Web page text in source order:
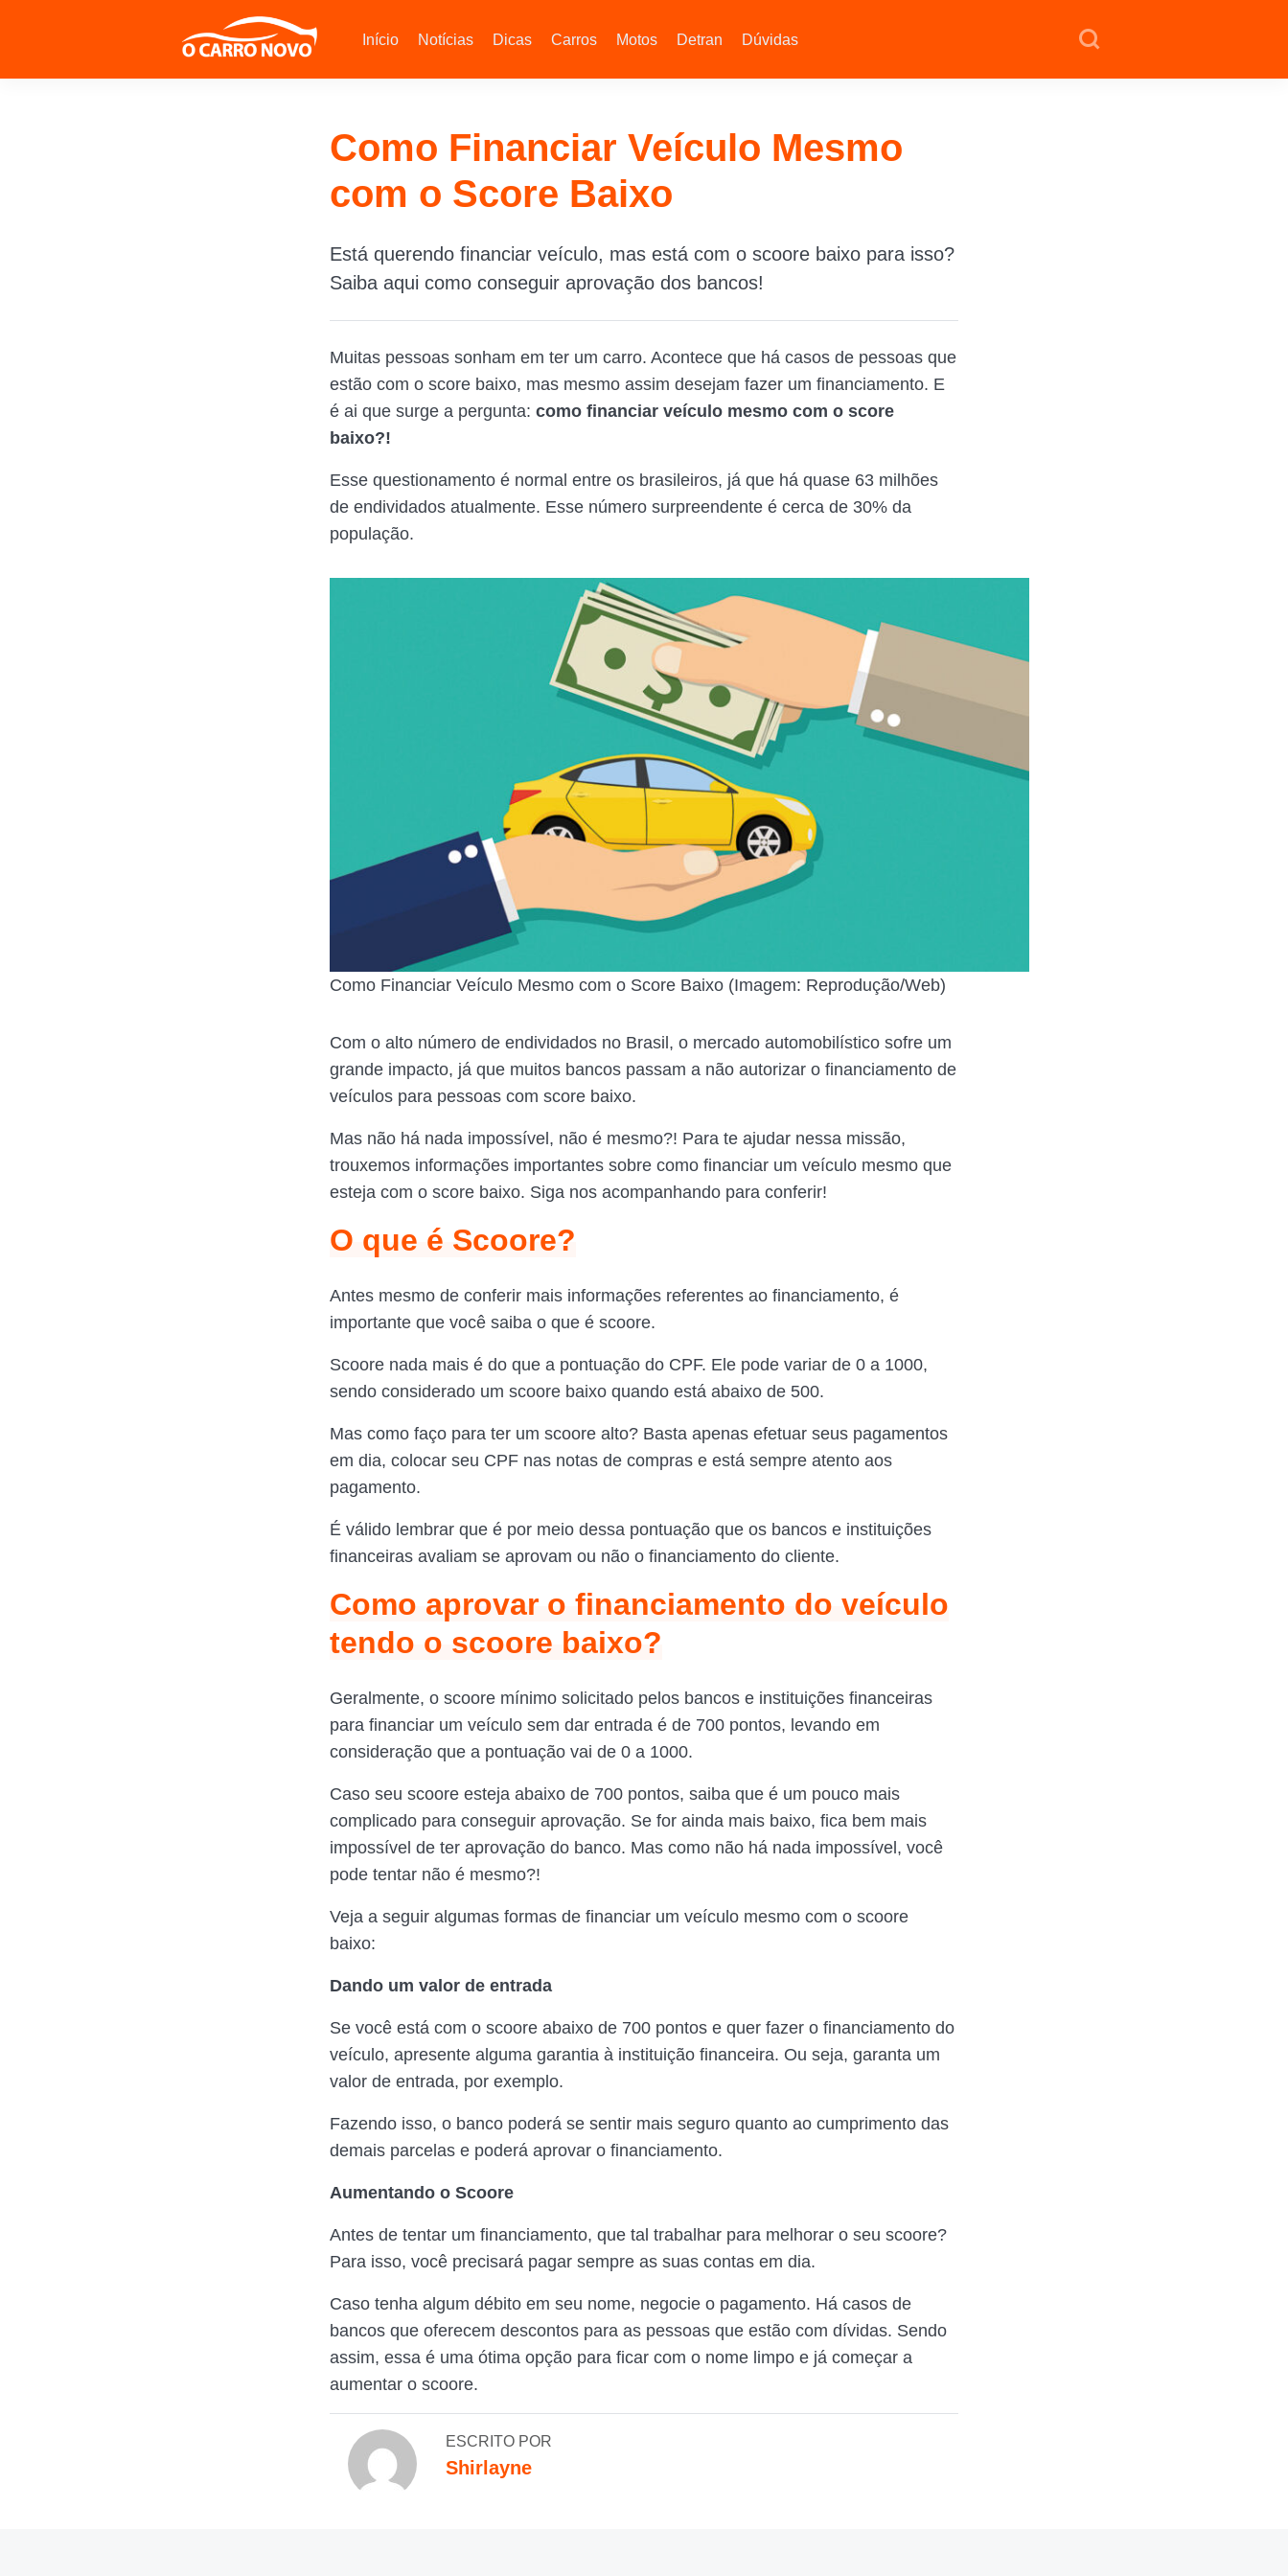
Início Notícias Dicas Carros Motos Detran Dúvidas
Como Financiar Veículo Mesmo
com o Score Baixo
Está querendo financiar veículo, mas está com o scoore baixo para isso?
Saiba aqui como conseguir aprovação dos bancos!
Muitas pessoas sonham em ter um carro. Acontece que há casos de pessoas que
estão com o score baixo, mas mesmo assim desejam fazer um financiamento. E
é ai que surge a pergunta: como financiar veículo mesmo com o score
baixo?!
Esse questionamento é normal entre os brasileiros, já que há quase 63 milhões
de endividados atualmente. Esse número surpreendente é cerca de 30% da
população.
Como Financiar Veículo Mesmo com o Score Baixo (Imagem: Reprodução/Web)
Com o alto número de endividados no Brasil, o mercado automobilístico sofre um
grande impacto, já que muitos bancos passam a não autorizar o financiamento de
veículos para pessoas com score baixo.
Mas não há nada impossível, não é mesmo?! Para te ajudar nessa missão,
trouxemos informações importantes sobre como financiar um veículo mesmo que
esteja com o score baixo. Siga nos acompanhando para conferir!
O que é Scoore?
Antes mesmo de conferir mais informações referentes ao financiamento, é
importante que você saiba o que é scoore.
Scoore nada mais é do que a pontuação do CPF. Ele pode variar de 0 a 1000,
sendo considerado um scoore baixo quando está abaixo de 500.
Mas como faço para ter um scoore alto? Basta apenas efetuar seus pagamentos
em dia, colocar seu CPF nas notas de compras e está sempre atento aos
pagamento.
É válido lembrar que é por meio dessa pontuação que os bancos e instituições
financeiras avaliam se aprovam ou não o financiamento do cliente.
Como aprovar o financiamento do veículo
tendo o scoore baixo?
Geralmente, o scoore mínimo solicitado pelos bancos e instituições financeiras
para financiar um veículo sem dar entrada é de 700 pontos, levando em
consideração que a pontuação vai de 0 a 1000.
Caso seu scoore esteja abaixo de 700 pontos, saiba que é um pouco mais
complicado para conseguir aprovação. Se for ainda mais baixo, fica bem mais
impossível de ter aprovação do banco. Mas como não há nada impossível, você
pode tentar não é mesmo?!
Veja a seguir algumas formas de financiar um veículo mesmo com o scoore
baixo:
Dando um valor de entrada
Se você está com o scoore abaixo de 700 pontos e quer fazer o financiamento do
veículo, apresente alguma garantia à instituição financeira. Ou seja, garanta um
valor de entrada, por exemplo.
Fazendo isso, o banco poderá se sentir mais seguro quanto ao cumprimento das
demais parcelas e poderá aprovar o financiamento.
Aumentando o Scoore
Antes de tentar um financiamento, que tal trabalhar para melhorar o seu scoore?
Para isso, você precisará pagar sempre as suas contas em dia.
Caso tenha algum débito em seu nome, negocie o pagamento. Há casos de
bancos que oferecem descontos para as pessoas que estão com dívidas. Sendo
assim, essa é uma ótima opção para ficar com o nome limpo e já começar a
aumentar o scoore.
ESCRITO POR
Shirlayne